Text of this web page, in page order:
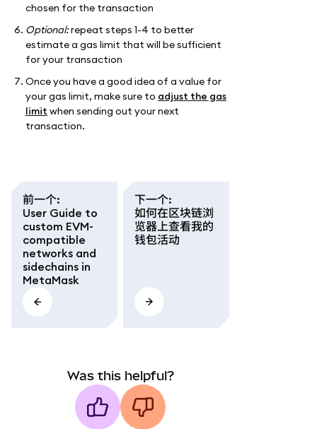
chosen for the transaction
Optional:repeat steps 1-4 to better
estimate a gas limit that will be sufficient
for your transaction
Once you have a good idea of a value for
your gas limit, make sure to adjust the gas
limit when sending out your next
transaction.
前一个:
User Guide to
custom EVM-
compatible
networks and
sidechains in
MetaMask
下一个:
如何在区块链浏
览器上查看我的
钱包活动
Was this helpful?